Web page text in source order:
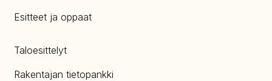
Esitteet ja oppaat
Taloesittelyt
Rakentajan tietopankki